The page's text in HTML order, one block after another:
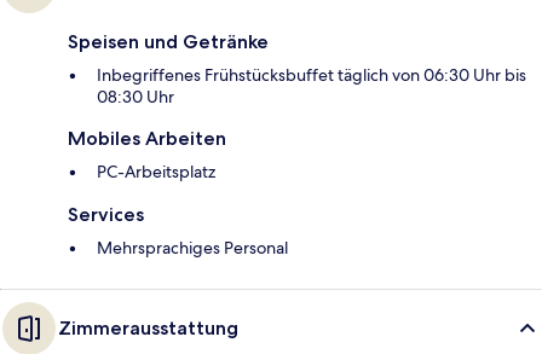
Speisen und Getränke
Inbegriffenes Frühstücksbuffet täglich von 06:30 Uhr bis
08:30 Uhr
Mobiles Arbeiten
PC-Arbeitsplatz
Services
Mehrsprachiges Personal
Zimmerausstattung